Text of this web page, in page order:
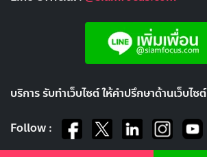
บริการ รับทำเว็บไซต์ ให้คำปรึกษาด้านเว็บไซต์
Follow :